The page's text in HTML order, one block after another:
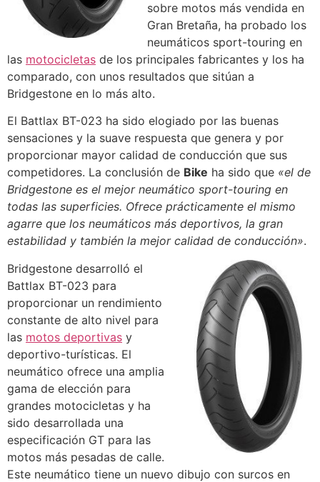
sobre motos más vendida en
Gran Bretaña, ha probado los
neumáticos sport-touring en
las motocicletas de los principales fabricantes y los ha
comparado, con unos resultados que sitúan a
Bridgestone en lo más alto.
El Battlax BT-023 ha sido elogiado por las buenas
sensaciones y la suave respuesta que genera y por
proporcionar mayor calidad de conducción que sus
competidores. La conclusión de Bike ha sido que «el de
Bridgestone es el mejor neumático sport-touring en
todas las superficies. Ofrece prácticamente el mismo
agarre que los neumáticos más deportivos, la gran
estabilidad y también la mejor calidad de conducción».
Bridgestone desarrolló el
Battlax BT-023 para
proporcionar un rendimiento
constante de alto nivel para
las motos deportivas y
deportivo-turísticas. El
neumático ofrece una amplia
gama de elección para
grandes motocicletas y ha
sido desarrollada una
especificación GT para las
motos más pesadas de calle.
Este neumático tiene un nuevo dibujo con surcos en